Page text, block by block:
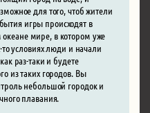
для того, чтоб жители
игры происходят в
мире, в котором уже
условиях люди и начали
раз-таки и будете
из таких городов. Вы
небольшой городок и
плавания.